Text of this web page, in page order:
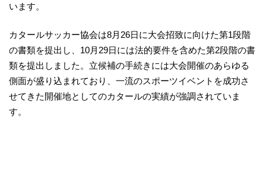
います。
カタールサッカー協会は8月 26日に大会招致に向けた第1段階
の書類を提出し、 10月 29日には法的要件を含めた第2段階の書
類を提出しました。立候補の手続きには大会開催のあらゆる
側面が盛り込まれており、一流のスポーツイベントを成功さ
せてきた開催地としてのカタールの実績が強調されていま
す。